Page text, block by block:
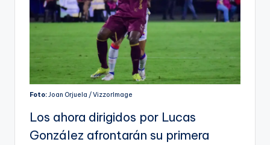
Foto:Joan Orjuela / VizzorImage
Los ahora dirigidos por Lucas
González afrontarán su primera